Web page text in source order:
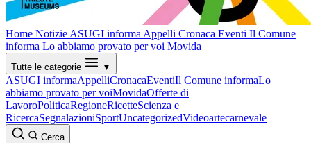
Home Notizie ASUGI informa Appelli Cronaca Eventi Il Comune
informa Lo abbiamo provato per voi Movida
Tutte le categorie ▼
ASUGI informaAppelliCronacaEventiIl Comune informaLo
abbiamo provato per voiMovidaOfferte di
LavoroPoliticaRegioneRicetteScienza e
RicercaSegnalazioniSportUncategorizedVideoartecarnevale
Cerca